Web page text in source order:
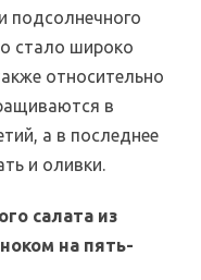
подсолнечного
стало широко
относительно
в
а в последнее
и оливки.
салата из
на пять-